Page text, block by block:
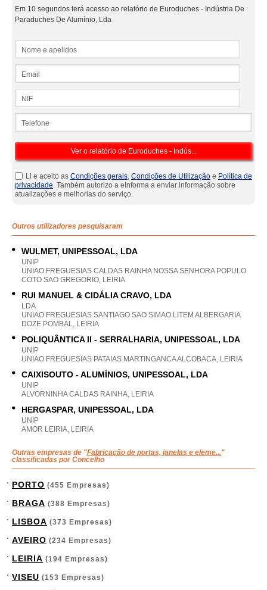
Em 10 segundos terá acesso ao relatório de Euroduches - Indústria De
Paraduches De Alumínio, Lda
Li e aceito as Condições gerais, Condições de Utilização e Política de
privacidade. Também autorizo a eInforma a enviar informação sobre
atualizações e melhorias do serviço.
Outros utilizadores pesquisaram
WULMET, UNIPESSOAL, LDA
UNIP
UNIAO FREGUESIAS CALDAS RAINHA NOSSA SENHORA POPULO
COTO SAO GREGORIO, LEIRIA
RUI MANUEL & CIDÁLIA CRAVO, LDA
LDA
UNIAO FREGUESIAS SANTIAGO SAO SIMAO LITEM ALBERGARIA
DOZE POMBAL, LEIRIA
POLIQUÂNTICA II - SERRALHARIA, UNIPESSOAL, LDA
UNIP
UNIAO FREGUESIAS PATAIAS MARTINGANCA ALCOBACA, LEIRIA
CAIXISOUTO - ALUMÍNIOS, UNIPESSOAL, LDA
UNIP
ALVORNINHA CALDAS RAINHA, LEIRIA
HERGASPAR, UNIPESSOAL, LDA
UNIP
AMOR LEIRIA, LEIRIA
Outras empresas de "Fabricação de portas, janelas e eleme..."
classificadas por Concelho
PORTO (455 Empresas)
BRAGA (388 Empresas)
LISBOA (373 Empresas)
AVEIRO (234 Empresas)
LEIRIA (194 Empresas)
VISEU (153 Empresas)